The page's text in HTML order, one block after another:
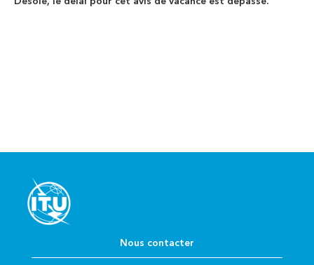
Nous contacter